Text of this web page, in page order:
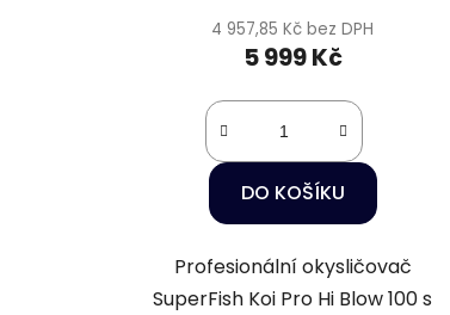
4 957,85 Kč bez DPH
5 999 Kč
DO KOŠÍKU
Profesionální okysličovač
SuperFish Koi Pro Hi Blow 100 s